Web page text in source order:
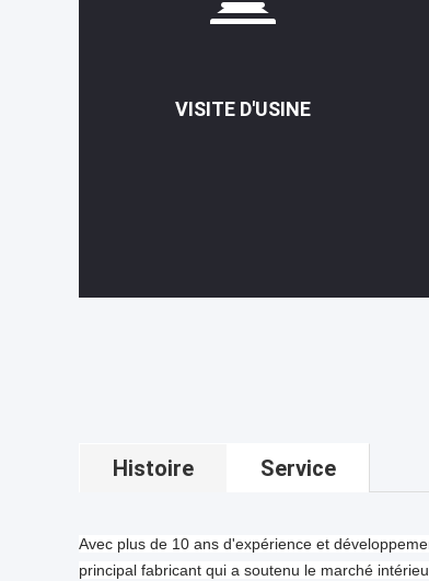
VISITE D'USINE
Histoire Service
Avec plus de 10 ans d'expérience et
principal fabricant qui a soutenu le marché